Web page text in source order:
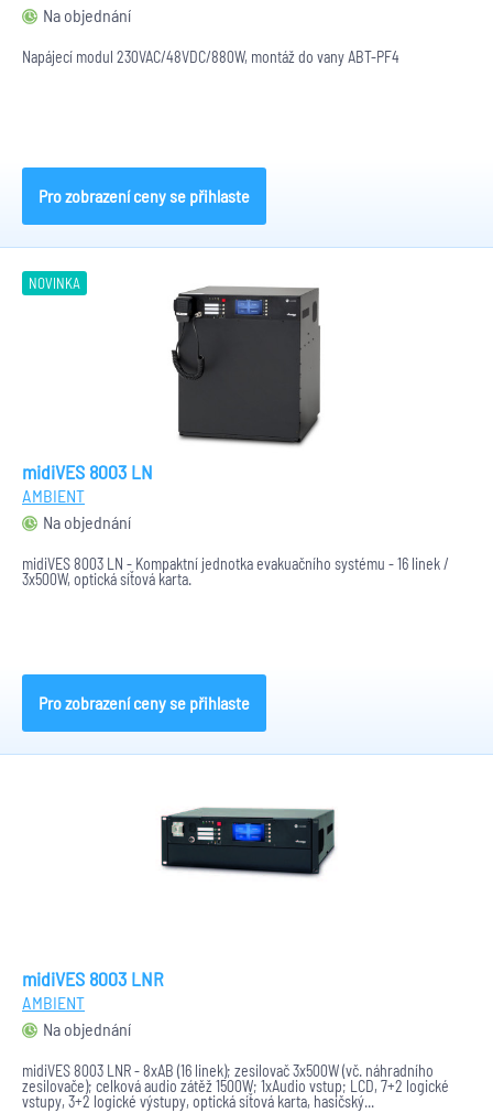
Na objednání
Napájecí modul 230VAC/48VDC/880W, montáž do vany ABT-PF4
Pro zobrazení ceny se přihlaste
NOVINKA
midiVES 8003 LN
AMBIENT
Na objednání
midiVES 8003 LN - Kompaktní jednotka evakuačního systému - 16 linek /
3x500W, optická síťová karta.
Pro zobrazení ceny se přihlaste
midiVES 8003 LNR
AMBIENT
Na objednání
midiVES 8003 LNR - 8xAB (16 linek); zesilovač 3x500W (vč. náhradního
zesilovače); celková audio zátěž 1500W; 1xAudio vstup; LCD, 7+2 logické
vstupy, 3+2 logické výstupy, optická síťová karta, hasičský...